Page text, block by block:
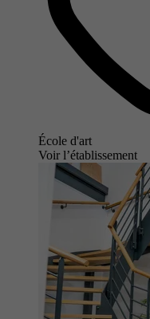
École d'art
Voir l’établissement